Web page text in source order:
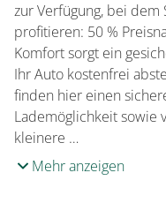
zur Verfügung, bei dem
profitieren: 50 %
Komfort sorgt ein
Ihr Auto kostenfrei
finden hier einen
Lademöglichkeit sowie
kleinere …
Mehr anzeigen